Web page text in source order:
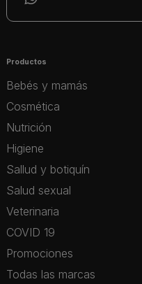
Productos
Bebés y mamás
Cosmética
Nutrición
Higiene
Sallud y botiquín
Salud sexual
Veterinaria
COVID 19
Promociones
Todas las marcas